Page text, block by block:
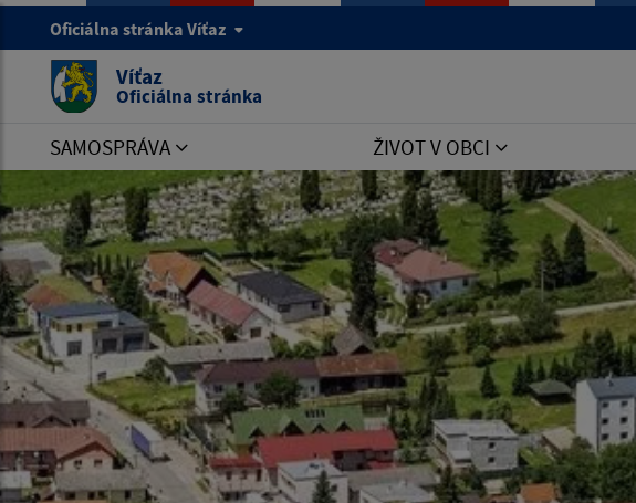
Oficiálna stránka Víťaz
Víťaz
Oficiálna stránka
SAMOSPRÁVA ŽIVOT V OBCI